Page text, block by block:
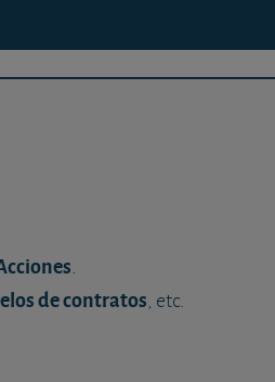
.
de contratos, etc.